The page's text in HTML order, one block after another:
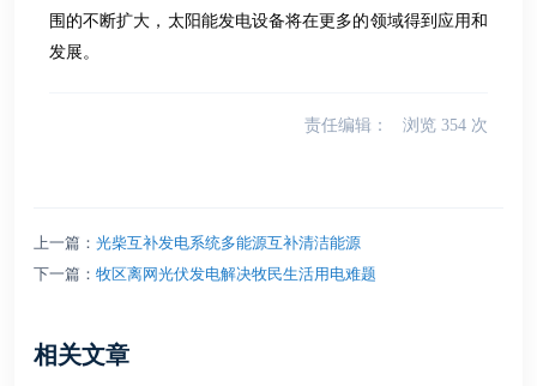
围的不断扩大，太阳能发电设备将在更多的领域得到应用和
发展。
责任编辑： 浏览 354 次
上一篇： 光柴互补发电系统多能源互补清洁能源
下一篇： 牧区离网光伏发电解决牧民生活用电难题
相关文章